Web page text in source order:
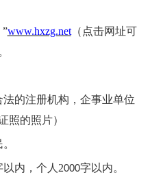
”www.hxzg.net（点击网址可
的注册机构，企事业单位
照的照片）
以内，个人 2000字以内。